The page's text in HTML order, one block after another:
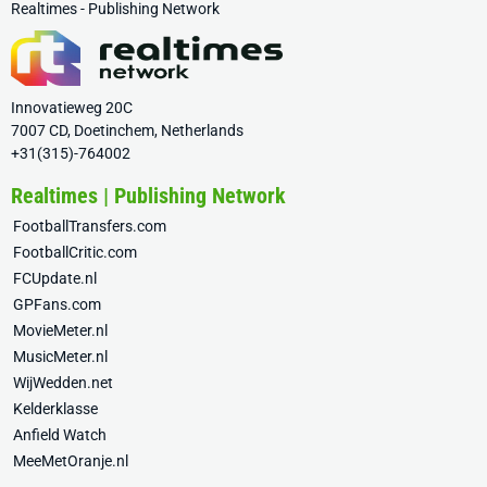
Realtimes - Publishing Network
Innovatieweg 20C
7007 CD, Doetinchem, Netherlands
+31(315)-764002
Realtimes | Publishing Network
FootballTransfers.com
FootballCritic.com
FCUpdate.nl
GPFans.com
MovieMeter.nl
MusicMeter.nl
WijWedden.net
Kelderklasse
Anfield Watch
MeeMetOranje.nl